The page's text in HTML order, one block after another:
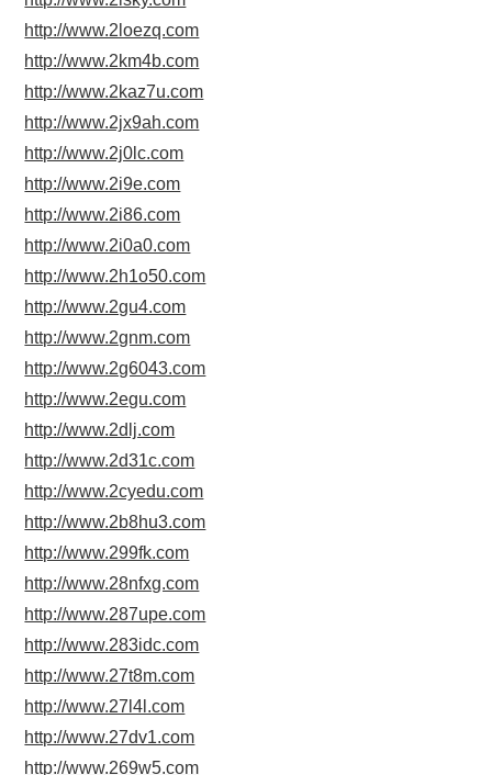
http://www.2loezq.com
http://www.2km4b.com
http://www.2kaz7u.com
http://www.2jx9ah.com
http://www.2j0lc.com
http://www.2i9e.com
http://www.2i86.com
http://www.2i0a0.com
http://www.2h1o50.com
http://www.2gu4.com
http://www.2gnm.com
http://www.2g6043.com
http://www.2egu.com
http://www.2dlj.com
http://www.2d31c.com
http://www.2cyedu.com
http://www.2b8hu3.com
http://www.299fk.com
http://www.28nfxg.com
http://www.287upe.com
http://www.283idc.com
http://www.27t8m.com
http://www.27l4l.com
http://www.27dv1.com
http://www.269w5.com